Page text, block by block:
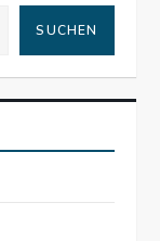
SUCHEN